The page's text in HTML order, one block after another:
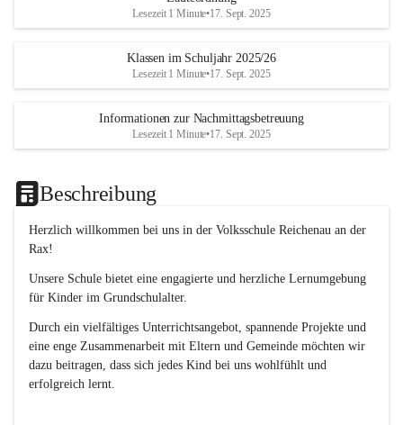
Lesezeit 1 Minute•17. Sept. 2025
Klassen im Schuljahr 2025/26
Lesezeit 1 Minute•17. Sept. 2025
Informationen zur Nachmittagsbetreuung
Lesezeit 1 Minute•17. Sept. 2025
Beschreibung
Herzlich willkommen bei uns in der Volksschule Reichenau an der
Rax!
Unsere Schule bietet eine engagierte und herzliche Lernumgebung
für Kinder im Grundschulalter.
Durch ein vielfältiges Unterrichtsangebot, spannende Projekte und
eine enge Zusammenarbeit mit Eltern und Gemeinde möchten wir
dazu beitragen, dass sich jedes Kind bei uns wohlfühlt und
erfolgreich lernt.